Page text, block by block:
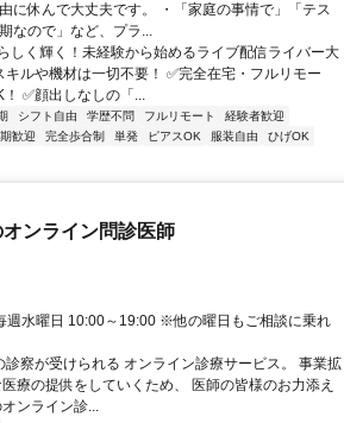
に休んで大丈夫です。 ・「家庭の事情で」「テス
なので」など、プラ...
しく輝く！未経験から始めるライブ配信ライバー大
ルや機材は一切不要！ ✅完全在宅・フルリモー
✅顔出しなしの「...
シフト自由 学歴不問 フルリモート
経験者歓迎
歓迎 完全歩合制 単発 ピアスOK 服装自由
ひげOK
オンライン問診医師
週水曜日 10:00～19:00 ※他の曜日もご相談に乗れ
察が受けられる オンライン診療サービス。 事業拡
療の提供をしていくため、 医師の皆様のお力添え
ンライン診...